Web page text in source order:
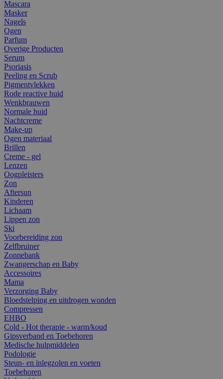
Mascara
Masker
Nagels
Ogen
Parfum
Overige Producten
Serum
Psoriasis
Peeling en Scrub
Pigmentvlekken
Rode reactive huid
Wenkbrauwen
Normale huid
Nachtcreme
Make-up
Ogen materiaal
Brillen
Creme - gel
Lenzen
Oogpleisters
Zon
Aftersun
Kinderen
Lichaam
Lippen zon
Ski
Voorbereiding zon
Zelfbruiner
Zonnebank
Zwangerschap en Baby
Accessoires
Mama
Verzorging Baby
Bloedstelping en uitdrogen wonden
Compressen
EHBO
Cold - Hot therapie - warm/koud
Gipsverband en Toebehoren
Medische hulpmiddelen
Podologie
Steun- en inlegzolen en voeten
Toebehoren